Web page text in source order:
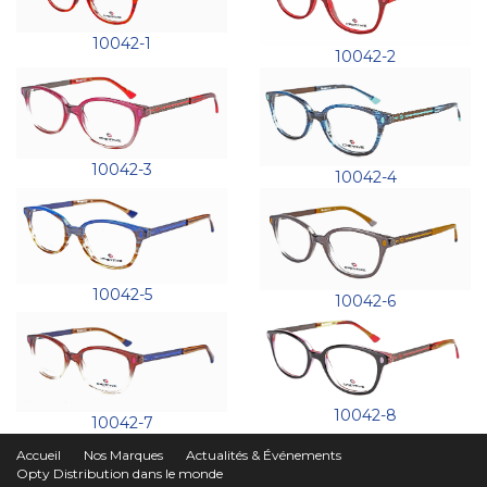
10042-1
10042-2
10042-3 10042-4
10042-5 10042-6
10042-7 10042-8
Accueil Nos Marques
Actualités & Événements
Opty Distribution dans le monde